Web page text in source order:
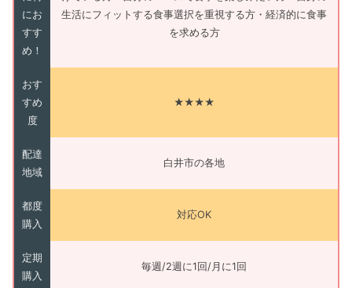
にお
すす
め！
生活にフィットする食事選択を重視する方・経済的に食事
を求める方
おす
すめ
度
★★★★
配達
地域
白井市の各地
都度
購入
対応OK
定期
購入
毎週/2週に1回/月に1回